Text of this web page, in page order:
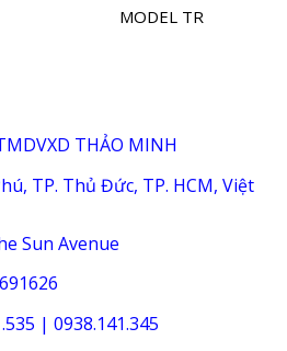
MODEL TR
THẢO MINH
TP. Thủ Đức, TP. HCM, Việt
Sun Avenue
| 0938.141.345